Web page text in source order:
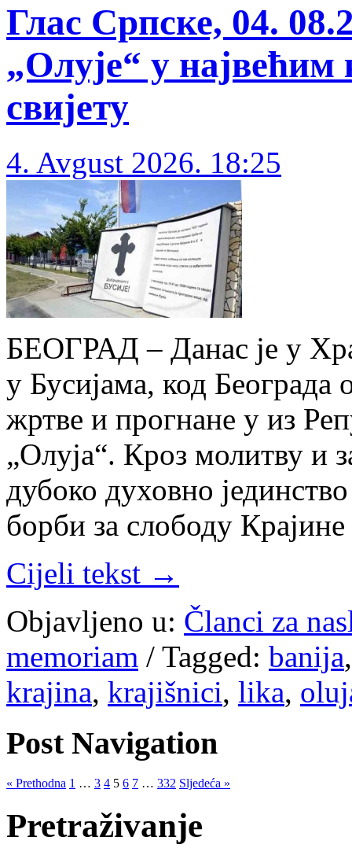
Глас Српске, 04.
„Олује“ у
свијету
4. Avgust 2026. 18:25
БЕОГРАД – Данас је у
у Бусијама, код Београда
жртве и прогнане у из
„Олуја“. Кроз молитву и
дубоко духовно
борби за слободу
Cijeli tekst →
Objavljeno u: Članci za
memoriam / Tagged: banija
krajina, krajišnici, lika,
Post Navigation
« Prethodna 1 … 3 4 5 6 7 … 332 Sljedeća »
Pretraživanje